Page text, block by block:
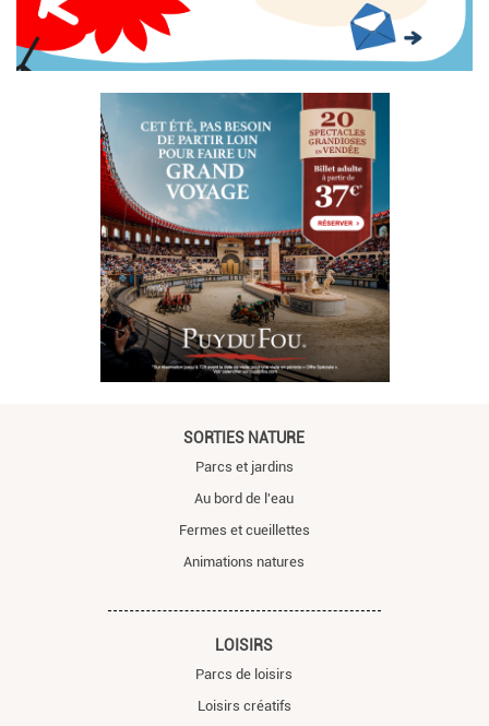
SORTIES NATURE
Parcs et jardins
Au bord de l'eau
Fermes et cueillettes
Animations natures
LOISIRS
Parcs de loisirs
Loisirs créatifs